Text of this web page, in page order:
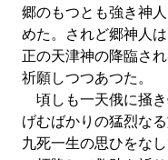
郷のもつとも強き神
めた。されど郷神人
正の天津神の降臨さ
祈願しつつあつた。
頃しも一天俄に掻き
げむばかりの猛烈な
九死一生の思ひをな